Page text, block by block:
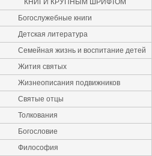
КНИГИ КРУПНЫМ ШРИФТОМ
Богослужебные книги
Детская литература
Семейная жизнь и воспитание детей
Жития святых
Жизнеописания подвижников
Святые отцы
Толкования
Богословие
Философия